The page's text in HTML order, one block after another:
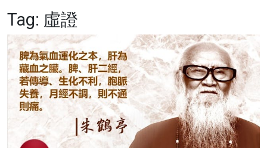
健康
商業
科技
影片
名家榜
Tag: 虛證